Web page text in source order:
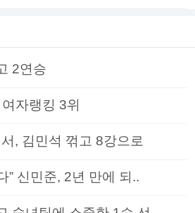
2연승
자랭킹 3위
, 김민석 꺾고 8강으로
” 신민준, 2년 만에 되..